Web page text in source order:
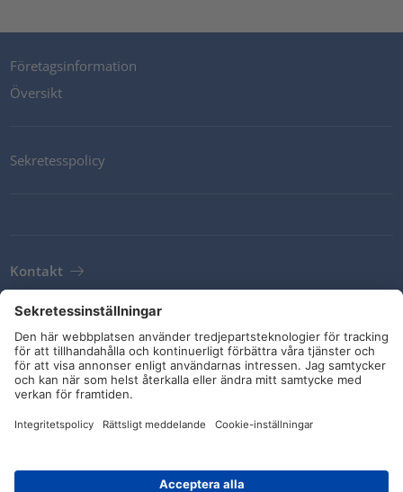
Företagsinformation
Översikt
Sekretesspolicy
Kontakt
Leveransvillkor
Riktlinjer och åtaganden
Sociala medier